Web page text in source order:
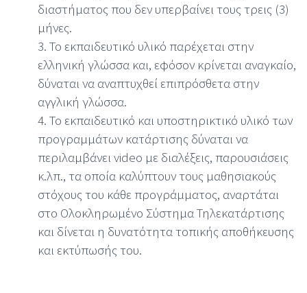
διαστήματος που δεν υπερβαίνει τους τρεις (3)
μήνες.
3. Το εκπαιδευτικό υλικό παρέχεται στην
ελληνική γλώσσα και, εφόσον κρίνεται αναγκαίο,
δύναται να αναπτυχθεί επιπρόσθετα στην
αγγλική γλώσσα.
4. Το εκπαιδευτικό και υποστηρικτικό υλικό των
προγραμμάτων κατάρτισης δύναται να
περιλαμβάνει video με διαλέξεις, παρουσιάσεις
κ.λπ., τα οποία καλύπτουν τους μαθησιακούς
στόχους του κάθε προγράμματος, αναρτάται
στο Ολοκληρωμένο Σύστημα Τηλεκατάρτισης
και δίνεται η δυνατότητα τοπικής αποθήκευσης
και εκτύπωσής του.